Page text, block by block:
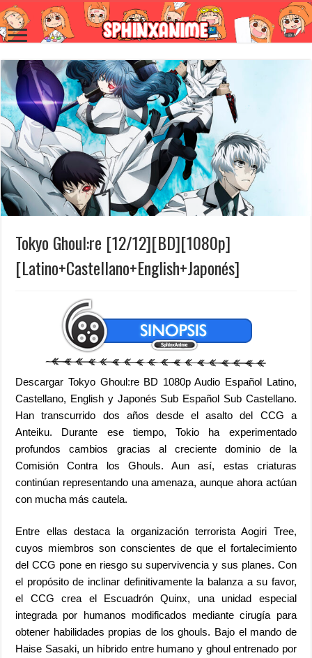
Tokyo Ghoul:re [12/12][BD][1080p]
[Latino+Castellano+English+Japonés]
Descargar Tokyo Ghoul:re BD 1080p Audio Español Latino,
Castellano, English y Japonés Sub Español Sub Castellano.
Han transcurrido dos años desde el asalto del CCG a
Anteiku. Durante ese tiempo, Tokio ha experimentado
profundos cambios gracias al creciente dominio de la
Comisión Contra los Ghouls. Aun así, estas criaturas
continúan representando una amenaza, aunque ahora actúan
con mucha más cautela.
Entre ellas destaca la organización terrorista Aogiri Tree,
cuyos miembros son conscientes de que el fortalecimiento
del CCG pone en riesgo su supervivencia y sus planes. Con
el propósito de inclinar definitivamente la balanza a su favor,
el CCG crea el Escuadrón Quinx, una unidad especial
integrada por humanos modificados mediante cirugía para
obtener habilidades propias de los ghouls. Bajo el mando de
Haise Sasaki, un híbrido entre humano y ghoul entrenado por